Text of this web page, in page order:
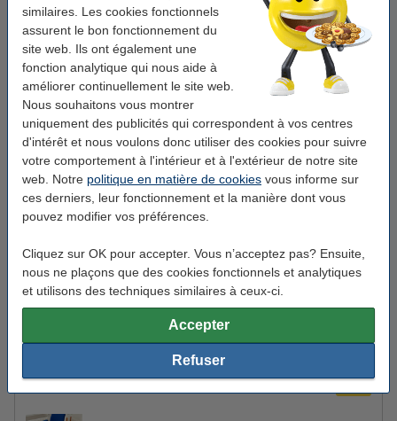
similaires. Les cookies fonctionnels
assurent le bon fonctionnement du
site web. Ils ont également une
fonction analytique qui nous aide à
améliorer continuellement le site web.
Nous souhaitons vous montrer
uniquement des publicités qui correspondent à vos centres
d'intérêt et nous voulons donc utiliser des cookies pour suivre
votre comportement à l'intérieur et à l'extérieur de notre site
web. Notre politique en matière de cookies vous informe sur
ces derniers, leur fonctionnement et la manière dont vous
pouvez modifier vos préférences.
Cliquez sur OK pour accepter. Vous n’acceptez pas? Ensuite,
nous ne plaçons que des cookies fonctionnels et analytiques
et utilisons des techniques similaires à ceux-ci.
Accepter
Refuser
Couleur plateau: chêne Logan
Épaisseur plateau: 25 mm
Dimensions: 180 x 80 cm (Lxl)
Matériau piètement: métal
Couleur piètement:
Hauteur réglable: 64.5-130.5 cm
Mode d'emploi: manuel
Code produit: 415018
Bon plan : commandez également
123encre Business Ecoline chaise de bureau